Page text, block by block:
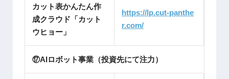
カット表かんたん作
成クラウド「カット
ウヒョー」
https://lp.cut-panthe
r.com/
⑰AIロボット事業（投資先にて注力）